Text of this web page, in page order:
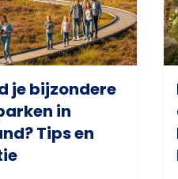
je bijzondere
in
Tips en